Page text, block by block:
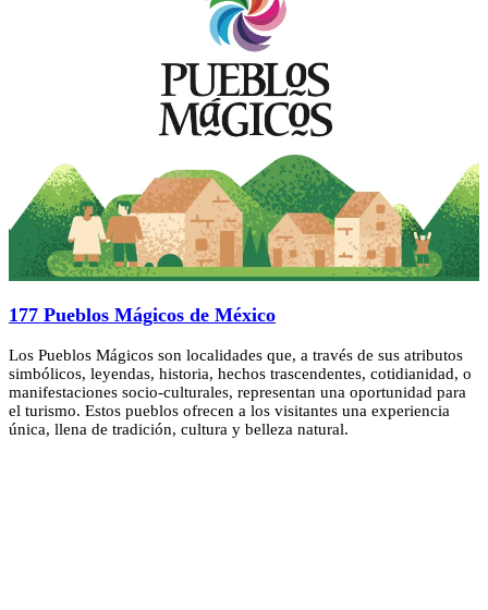
177 Pueblos Mágicos de México
Los Pueblos Mágicos son localidades que, a través de sus atributos
simbólicos, leyendas, historia, hechos trascendentes, cotidianidad, o
manifestaciones socio-culturales, representan una oportunidad para
el turismo. Estos pueblos ofrecen a los visitantes una experiencia
única, llena de tradición, cultura y belleza natural.